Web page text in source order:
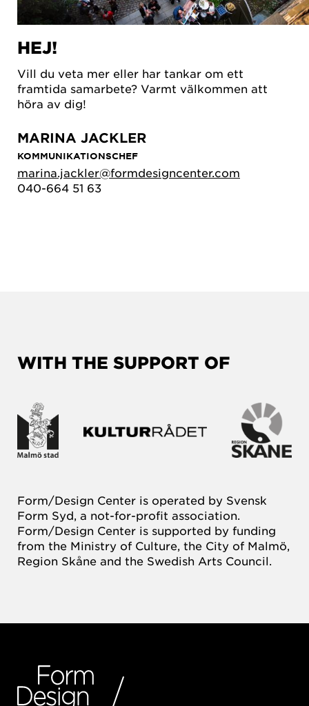
HEJ!
Vill du veta mer eller har tankar om ett
framtida samarbete? Varmt välkommen att
höra av dig!
MARINA JACKLER
KOMMUNIKATIONSCHEF
marina.jackler@formdesigncenter.com
040-664 51 63
WITH THE SUPPORT OF
Form/Design Center is operated by Svensk
Form Syd, a not-for-profit association.
Form/Design Center is supported by funding
from the Ministry of Culture, the City of Malmö,
Region Skåne and the Swedish Arts Council.